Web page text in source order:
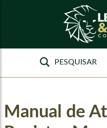
Manual de